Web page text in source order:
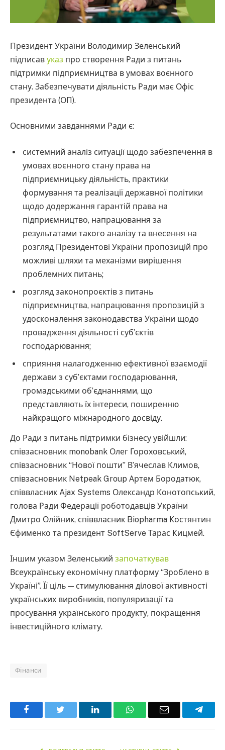
Президент України Володимир Зеленський
підписав указ про створення Ради з питань
підтримки підприємництва в умовах воєнного
стану. Забезпечувати діяльність Ради має Офіс
президента (ОП).
Основними завданнями Ради є:
системний аналіз ситуації щодо забезпечення в
умовах воєнного стану права на
підприємницьку діяльність, практики
формування та реалізації державної політики
щодо додержання гарантій права на
підприємництво, напрацювання за
результатами такого аналізу та внесення на
розгляд Президентові України пропозицій про
можливі шляхи та механізми вирішення
проблемних питань;
розгляд законопроєктів з питань
підприємництва, напрацювання пропозицій з
удосконалення законодавства України щодо
провадження діяльності суб’єктів
господарювання;
сприяння налагодженню ефективної взаємодії
держави з суб’єктами господарювання,
громадськими об’єднаннями, що
представляють їх інтереси, поширенню
найкращого міжнародного досвіду.
До Ради з питань підтримки бізнесу увійшли:
співзасновник monobank Олег Гороховський,
співзасновник “Нової пошти” В’ячеслав Климов,
співзасновник Netpeak Group Артем Бородатюк,
співвласник Ajax Systems Олександр Конотопський,
голова Ради Федерації роботодавців України
Дмитро Олійник, співвласник Biopharma Костянтин
Єфименко та президент SoftServe Тарас Кицмей.
Іншим указом Зеленський започаткував
Всеукраїнську економічну платформу “Зроблено в
Україні”. Її ціль — стимулювання ділової активності
українських виробників, популяризації та
просування українського продукту, покращення
інвестиційного клімату.
Фінанси
Facebook LinkedInWhatsAppEmail